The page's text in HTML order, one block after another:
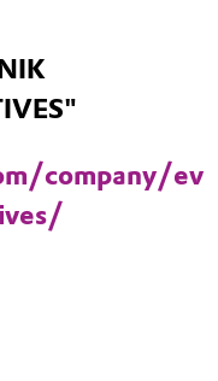
company/ev